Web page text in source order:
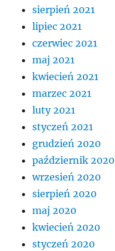
sierpień 2021
lipiec 2021
czerwiec 2021
maj 2021
kwiecień 2021
marzec 2021
luty 2021
styczeń 2021
grudzień 2020
październik 2020
wrzesień 2020
sierpień 2020
maj 2020
kwiecień 2020
styczeń 2020